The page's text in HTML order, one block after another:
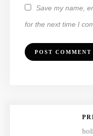
Save my name,
for the next time I